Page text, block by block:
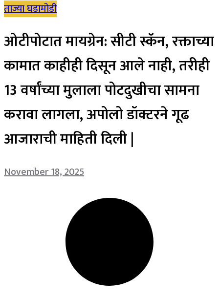
ताज्या घडामोडी
ओटीपोटात मायग्रेन: सीटी स्कॅन, रक्ताच्या
कामात काहीही दिसून आले नाही, तरीही
13 वर्षांच्या मुलाला पोटदुखीचा सामना
करावा लागला, अपोलो डॉक्टरने गूढ
आजाराची माहिती दिली |
November 18, 2025